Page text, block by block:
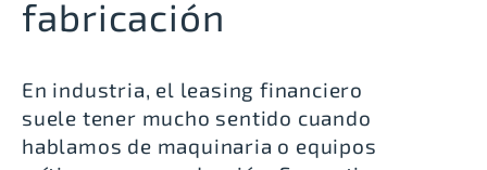
fabricación
En industria, el leasing financiero
suele tener mucho sentido cuando
hablamos de maquinaria o equipos